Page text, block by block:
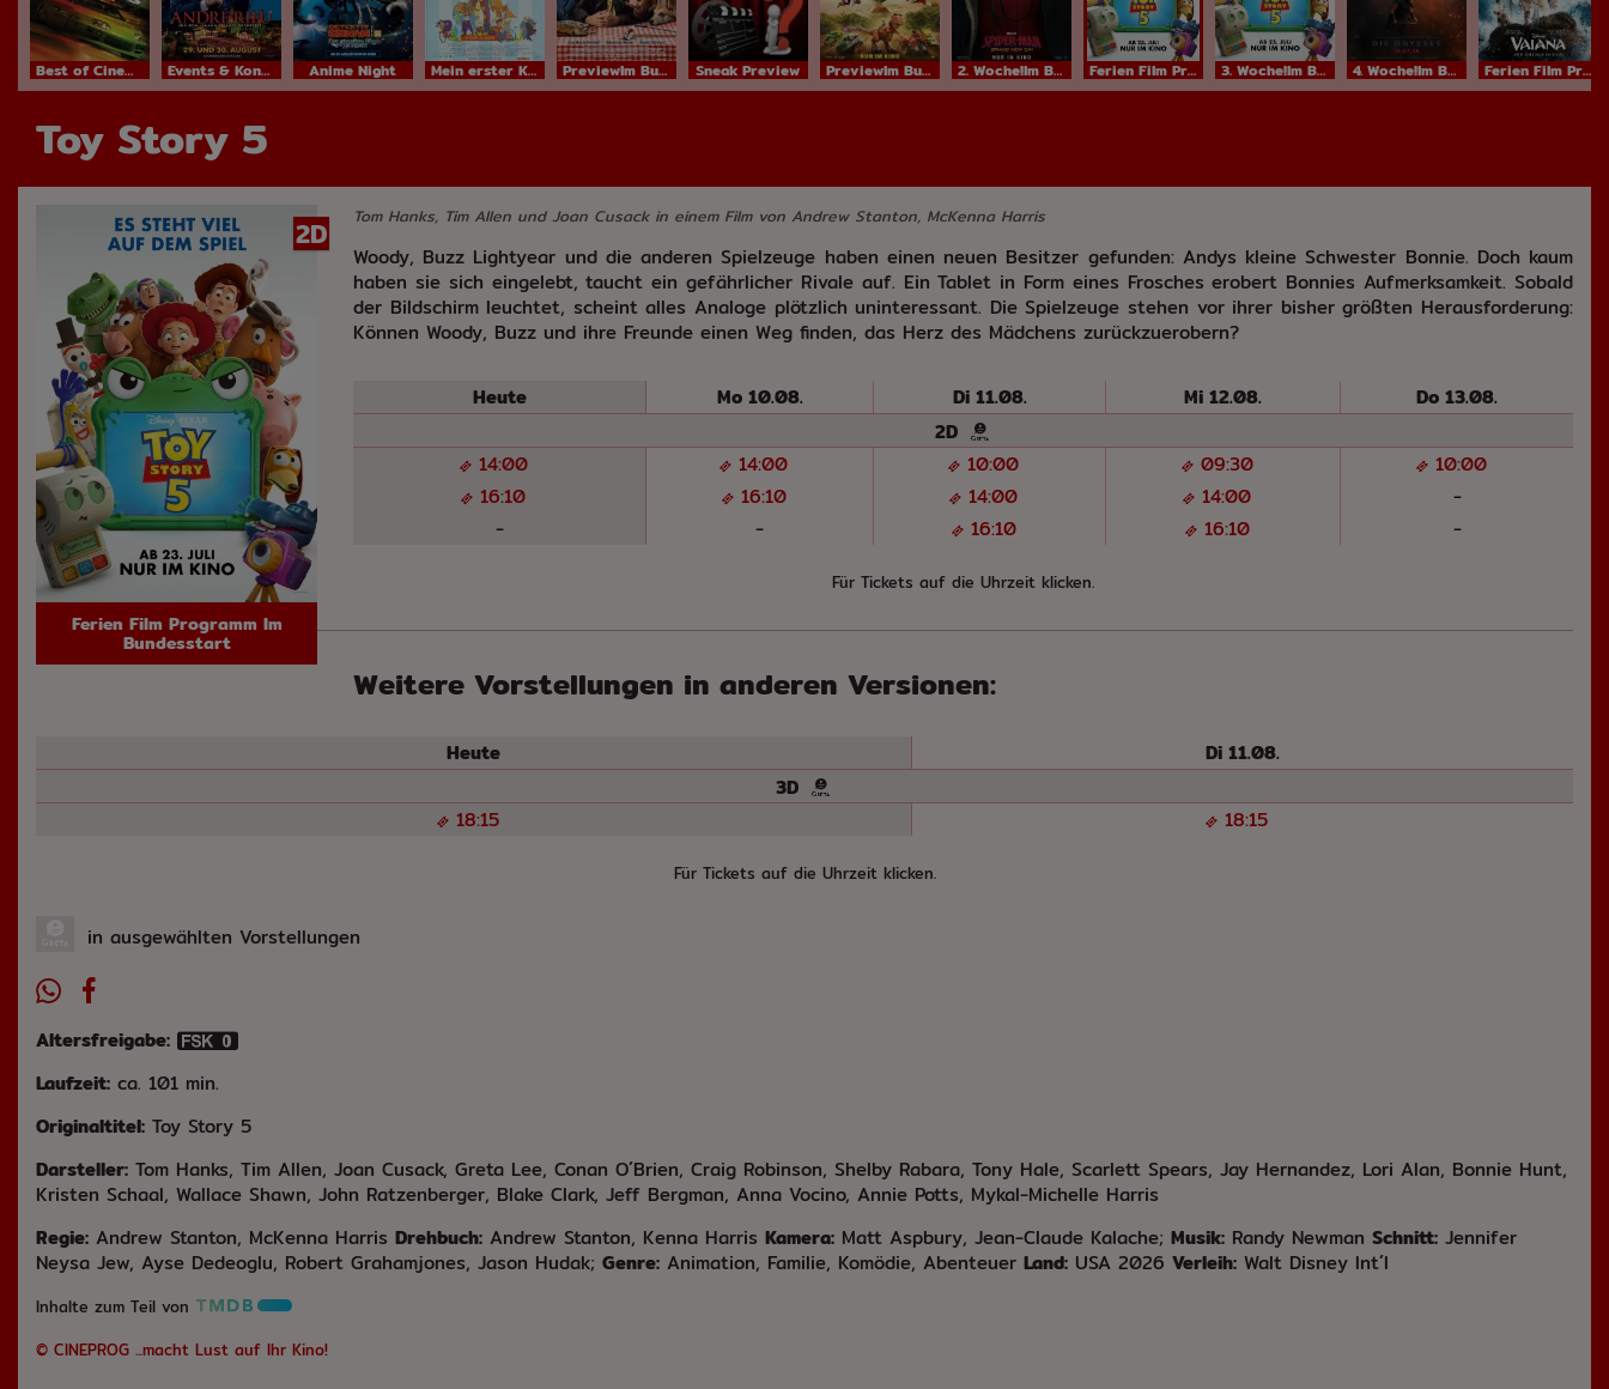
Best of Cinema Events & Konzerte Anime Night Mein erster Kinobesuch PreviewIm Bundesstart Sneak Preview PreviewIm Bundesstart 2. Woche!Im Bundesstart Ferien Film ProgrammIm Bundesstart 3. Woche!Im Bundesstart 4. Woche!Im Bundesstart Ferien Film ProgrammIm Bundesstart
Toy Story 5
2D
Ferien Film Programm Im
Bundesstart
Tom Hanks, Tim Allen und Joan Cusack in einem Film von Andrew Stanton, McKenna Harris
Woody, Buzz Lightyear und die anderen Spielzeuge haben einen neuen Besitzer gefunden: Andys kleine Schwester Bonnie. Doch kaum
haben sie sich eingelebt, taucht ein gefährlicher Rivale auf. Ein Tablet in Form eines Frosches erobert Bonnies Aufmerksamkeit. Sobald
der Bildschirm leuchtet, scheint alles Analoge plötzlich uninteressant. Die Spielzeuge stehen vor ihrer bisher größten Herausforderung:
Können Woody, Buzz und ihre Freunde einen Weg finden, das Herz des Mädchens zurückzuerobern?
Heute Mo 10.08. Di 11.08. Mi 12.08. Do 13.08.
14:00 14:00 10:00 09:30
10:00
16:10
16:10 14:00 14:00
-
-
- 16:10 16:10 -
2D
Für Tickets auf die Uhrzeit klicken.
Weitere Vorstellungen in anderen Versionen:
Heute Di 11.08.
18:15 18:15
3D
Für Tickets auf die Uhrzeit klicken.
in ausgewählten Vorstellungen
Altersfreigabe:
Laufzeit: ca. 101 min.
Originaltitel: Toy Story 5
Darsteller: Tom Hanks, Tim Allen, Joan Cusack, Greta Lee, Conan O´Brien, Craig Robinson, Shelby Rabara, Tony Hale, Scarlett Spears, Jay Hernandez, Lori Alan, Bonnie Hunt,
Kristen Schaal, Wallace Shawn, John Ratzenberger, Blake Clark, Jeff Bergman, Anna Vocino, Annie Potts, Mykal-Michelle Harris
Regie: Andrew Stanton, McKenna Harris Drehbuch: Andrew Stanton, Kenna Harris Kamera: Matt Aspbury, Jean-Claude Kalache; Musik: Randy Newman Schnitt: Jennifer
Neysa Jew, Ayse Dedeoglu, Robert Grahamjones, Jason Hudak; Genre: Animation, Familie, Komödie, Abenteuer Land: USA 2026 Verleih: Walt Disney Int´l
Inhalte zum Teil von
© CINEPROG ...macht Lust auf Ihr Kino!